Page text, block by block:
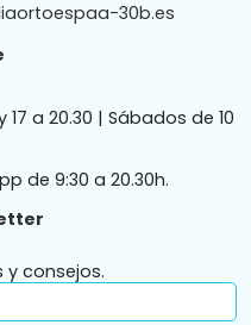
30b.es
17 a 20.30 | Sábados de 10
de 9:30 a 20.30h.
y consejos.